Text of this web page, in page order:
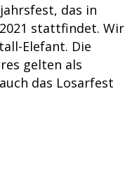
das in
stattfindet. Wir
Elefant. Die
gelten als
das Losarfest